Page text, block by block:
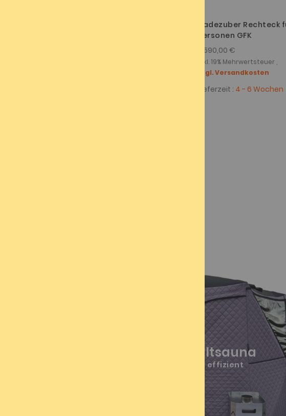
Badezuber Rechteck
Personen GFK
2.590,00 €
Inkl. 19% Mehrwertsteuer ,
zzgl. Versandkosten
Lieferzeit : 4 - 6 Wochen
ALMI-Flex Zeltsauna
leicht - flexibel - effizient